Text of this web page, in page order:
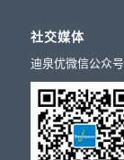
社交媒体
迪泉优微信公众号